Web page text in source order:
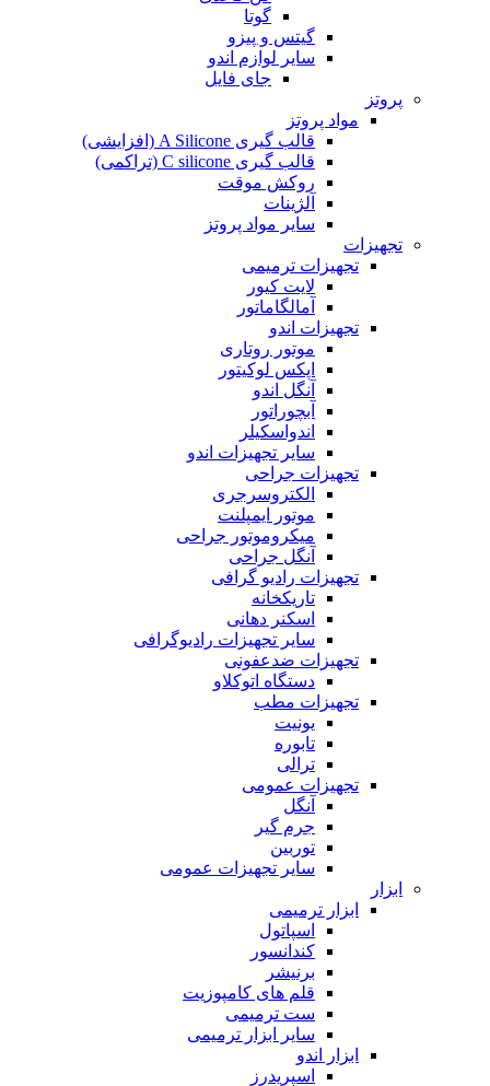
گوتا
گیتس و پیزو
سایر لوازم اندو
جای فایل
پروتز
مواد پروتز
قالب گیری A Silicone (افزایشی)
قالب گیری C silicone (تراکمی)
روکش موقت
آلژینات
سایر مواد پروتز
تجهیزات
تجهیزات ترمیمی
لایت کیور
آمالگاماتور
تجهیزات اندو
موتور روتاری
اپکس لوکیتور
آنگل اندو
آبچوراتور
اندواسکیلر
سایر تجهیزات اندو
تجهیزات جراحی
الکتروسرجری
موتور ایمپلنت
میکروموتور جراحی
آنگل جراحی
تجهیزات رادیو گرافی
تاریکخانه
اسکنر دهانی
سایر تجهیزات رادیوگرافی
تجهیزات ضدعفونی
دستگاه اتوکلاو
تجهیزات مطب
یونیت
تابوره
ترالی
تجهیزات عمومی
آنگل
جرم گیر
توربین
سایر تجهیزات عمومی
ابزار
ابزار ترمیمی
اسپاتول
کندانسور
برنیشر
قلم های کامپوزیت
ست ترمیمی
سایر ابزار ترمیمی
ابزار اندو
اسپریدرز